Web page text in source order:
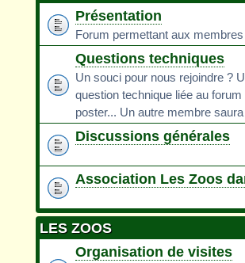
Présentation
Forum permettant aux
Questions techniques
Un souci pour nous rejoindre ?
question technique liée au
poster... Un autre membre
Discussions générales
Association Les Zoos
LES ZOOS
Organisation de visites